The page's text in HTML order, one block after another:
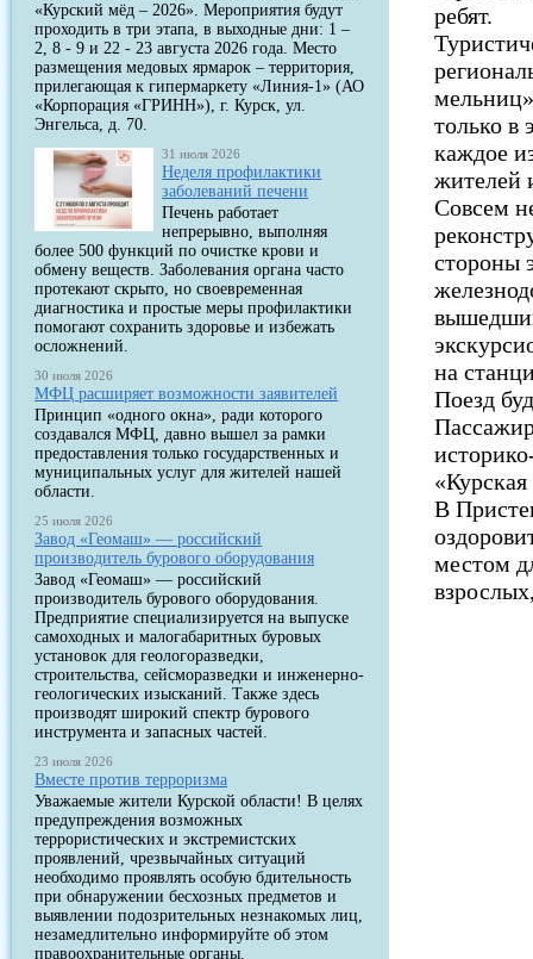
«Курский мёд – 2026». Мероприятия будут
проходить в три этапа, в выходные дни: 1 –
2, 8 - 9 и 22 - 23 августа 2026 года. Место
размещения медовых ярмарок – территория,
прилегающая к гипермаркету «Линия-1» (АО
«Корпорация «ГРИНН»), г. Курск, ул.
Энгельса, д. 70.
31 июля 2026
Неделя профилактики
заболеваний печени
Печень работает
непрерывно, выполняя
более 500 функций по очистке крови и
обмену веществ. Заболевания органа часто
протекают скрыто, но своевременная
диагностика и простые меры профилактики
помогают сохранить здоровье и избежать
осложнений.
30 июля 2026
МФЦ расширяет возможности заявителей
Принцип «одного окна», ради которого
создавался МФЦ, давно вышел за рамки
предоставления только государственных и
муниципальных услуг для жителей нашей
области.
25 июля 2026
Завод «Геомаш» — российский
производитель бурового оборудования
Завод «Геомаш» — российский
производитель бурового оборудования.
Предприятие специализируется на выпуске
самоходных и малогабаритных буровых
установок для геологоразведки,
строительства, сейсморазведки и инженерно-
геологических изысканий. Также здесь
производят широкий спектр бурового
инструмента и запасных частей.
23 июля 2026
Вместе против терроризма
Уважаемые жители Курской области! В целях
предупреждения возможных
террористических и экстремистских
проявлений, чрезвычайных ситуаций
необходимо проявлять особую бдительность
при обнаружении бесхозных предметов и
выявлении подозрительных незнакомых лиц,
незамедлительно информируйте об этом
правоохранительные органы.
ребят.
только в
каждое
жителей
Совсем
стороны
на
Поезд
В
местом